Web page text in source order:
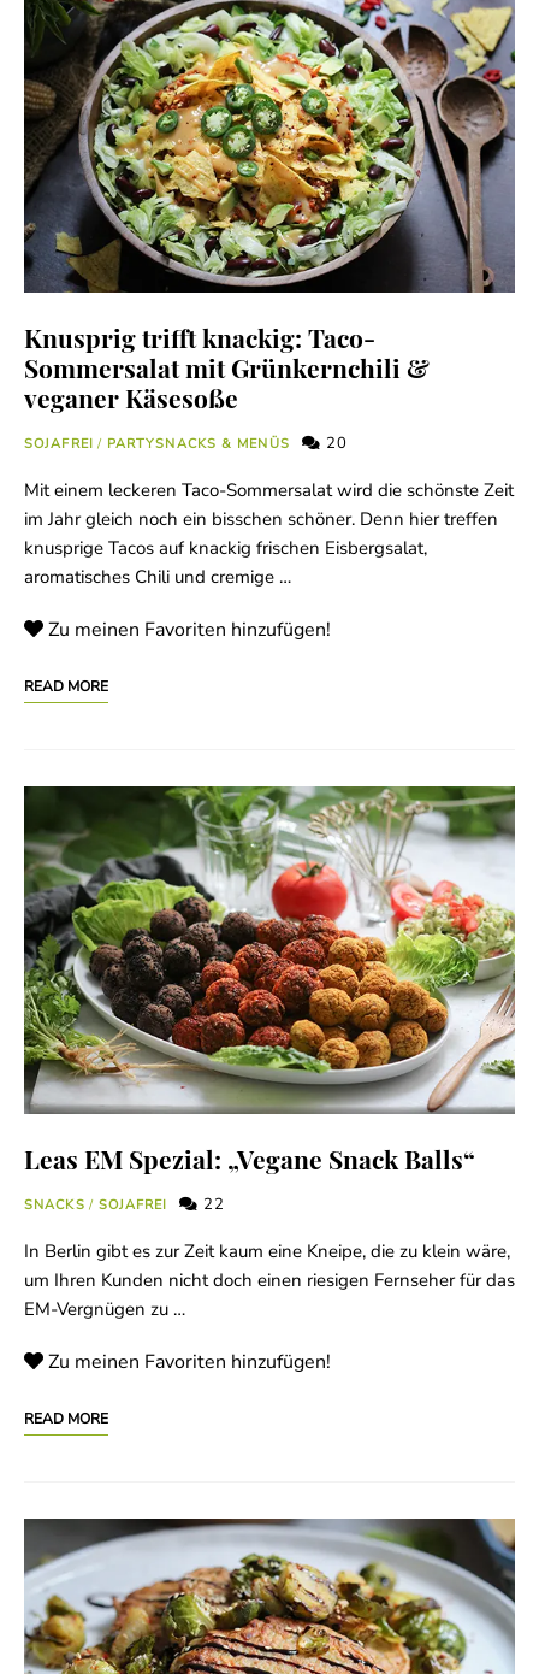
Knusprig trifft knackig: Taco-
Sommersalat mit Grünkernchili &
veganer Käsesoße
SOJAFREI / PARTYSNACKS & MENÜS 20
Mit einem leckeren Taco-Sommersalat wird die schönste Zeit
im Jahr gleich noch ein bisschen schöner. Denn hier treffen
knusprige Tacos auf knackig frischen Eisbergsalat,
aromatisches Chili und cremige …
Zu meinen Favoriten hinzufügen!
READ MORE
Leas EM Spezial: „Vegane Snack Balls“
SNACKS / SOJAFREI 22
In Berlin gibt es zur Zeit kaum eine Kneipe, die zu klein wäre,
um Ihren Kunden nicht doch einen riesigen Fernseher für das
EM-Vergnügen zu …
Zu meinen Favoriten hinzufügen!
READ MORE